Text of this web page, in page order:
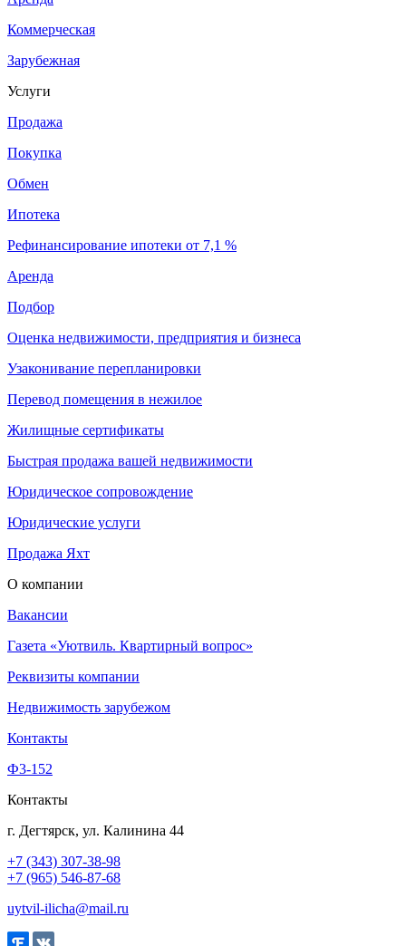
Коммерческая
Зарубежная
Услуги
Продажа
Покупка
Обмен
Ипотека
Рефинансирование ипотеки от 7,1 %
Аренда
Подбор
Оценка недвижимости, предприятия и бизнеса
Узаконивание перепланировки
Перевод помещения в нежилое
Жилищные сертификаты
Быстрая продажа вашей недвижимости
Юридическое сопровождение
Юридические услуги
Продажа Яхт
О компании
Вакансии
Газета «Уютвиль. Квартирный вопрос»
Реквизиты компании
Недвижимость зарубежом
Контакты
Ф3-152
Контакты
г. Дегтярск, ул. Калинина 44
+7 (343) 307-38-98
+7 (965) 546-87-68
uytvil-ilicha@mail.ru